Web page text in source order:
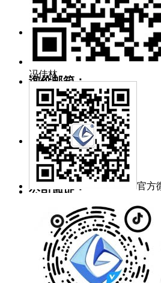
冯佳林
官方
138 0716 7192（吕工）
零件采购：
pur@gratcn.com
询价邮箱：
mj@grat.com.cn
market@grat.com.cn
工作时间：
周一~周五 8:30~17:00
公司地址：
武汉新城葛店光谷联合科技城